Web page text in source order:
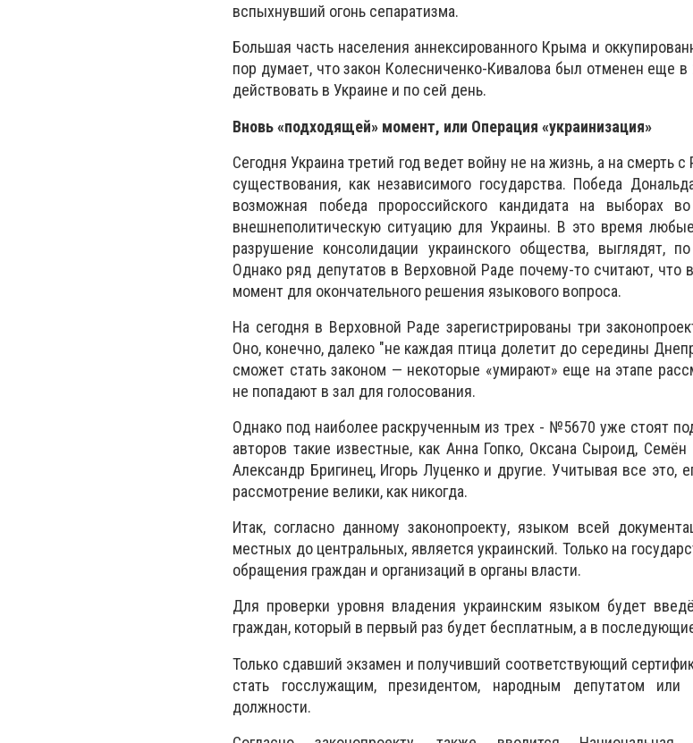
вспыхнувший огонь сепаратизма.
Большая часть населения аннексированного Крыма и
пор думает, что закон Колесниченко-Кивалова был отменен еще
действовать в Украине и по сей день.
Вновь «подходящей» момент, или Операция «украинизация»
Сегодня Украина третий год ведет войну не на жизнь, а на смерть
существования, как независимого государства. Победа
возможная победа пророссийского кандидата на выборах
внешнеполитическую ситуацию для Украины. В это время
разрушение консолидации украинского общества, выглядят,
Однако ряд депутатов в Верховной Раде почему-то считают, что
момент для окончательного решения языкового вопроса.
На сегодня в Верховной Раде зарегистрированы три
Оно, конечно, далеко "не каждая птица долетит до середины
сможет стать законом — некоторые «умирают» еще на этапе
не попадают в зал для голосования.
Однако под наиболее раскрученным из трех - №5670 уже стоят
авторов такие известные, как Анна Гопко, Оксана Сыроид,
Александр Бригинец, Игорь Луценко и другие. Учитывая все
рассмотрение велики, как никогда.
Итак, согласно данному законопроекту, языком всей
местных до центральных, является украинский. Только на
обращения граждан и организаций в органы власти.
Для проверки уровня владения украинским языком будет
граждан, который в первый раз будет бесплатным, а в
Только сдавший экзамен и получивший соответствующий
стать госслужащим, президентом, народным депутатом или
должности.